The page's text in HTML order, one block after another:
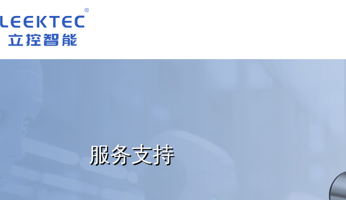
深圳市立控智能科技有限公司
服务支持